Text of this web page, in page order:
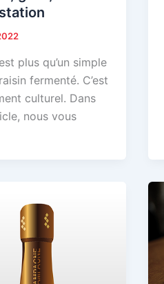
plus qu’un simple
fermenté. C’est
culturel. Dans
nous vous